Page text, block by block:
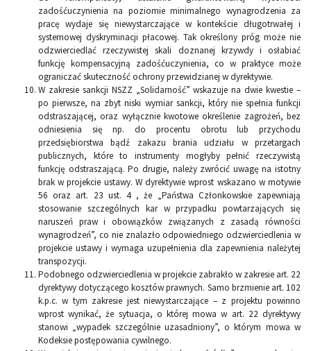
zadośćuczynienia na poziomie minimalnego wynagrodzenia za
pracę wydaje się niewystarczające w kontekście długotrwałej i
systemowej dyskryminacji płacowej. Tak określony próg może nie
odzwierciedlać rzeczywistej skali doznanej krzywdy i osłabiać
funkcję kompensacyjną zadośćuczynienia, co w praktyce może
ograniczać skuteczność ochrony przewidzianej w dyrektywie.
W zakresie sankcji NSZZ „Solidarność” wskazuje na dwie kwestie –
po pierwsze, na zbyt niski wymiar sankcji, który nie spełnia funkcji
odstraszającej, oraz wyłącznie kwotowe określenie zagrożeń, bez
odniesienia się np. do procentu obrotu lub przychodu
przedsiębiorstwa bądź zakazu brania udziału w przetargach
publicznych, które to instrumenty mogłyby pełnić rzeczywistą
funkcję odstraszającą. Po drugie, należy zwrócić uwagę na istotny
brak w projekcie ustawy. W dyrektywie wprost wskazano w motywie
56 oraz art. 23 ust. 4 , że „Państwa Członkowskie zapewniają
stosowanie szczególnych kar w przypadku powtarzających się
naruszeń praw i obowiązków związanych z zasadą równości
wynagrodzeń”, co nie znalazło odpowiedniego odzwierciedlenia w
projekcie ustawy i wymaga uzupełnienia dla zapewnienia należytej
transpozycji.
Podobnego odzwierciedlenia w projekcie zabrakło w zakresie art. 22
dyrektywy dotyczącego kosztów prawnych. Samo brzmienie art. 102
k.p.c. w tym zakresie jest niewystarczające – z projektu powinno
wprost wynikać, że sytuacja, o której mowa w art. 22 dyrektywy
stanowi „wypadek szczególnie uzasadniony”, o którym mowa w
Kodeksie postępowania cywilnego.